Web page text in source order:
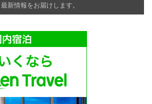
最新情報をお届けします。